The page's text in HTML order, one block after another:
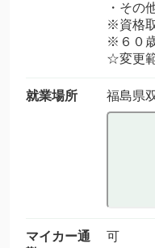
・その
※資格
※６０
☆変更
就業場所 福島県
マイカー通
可